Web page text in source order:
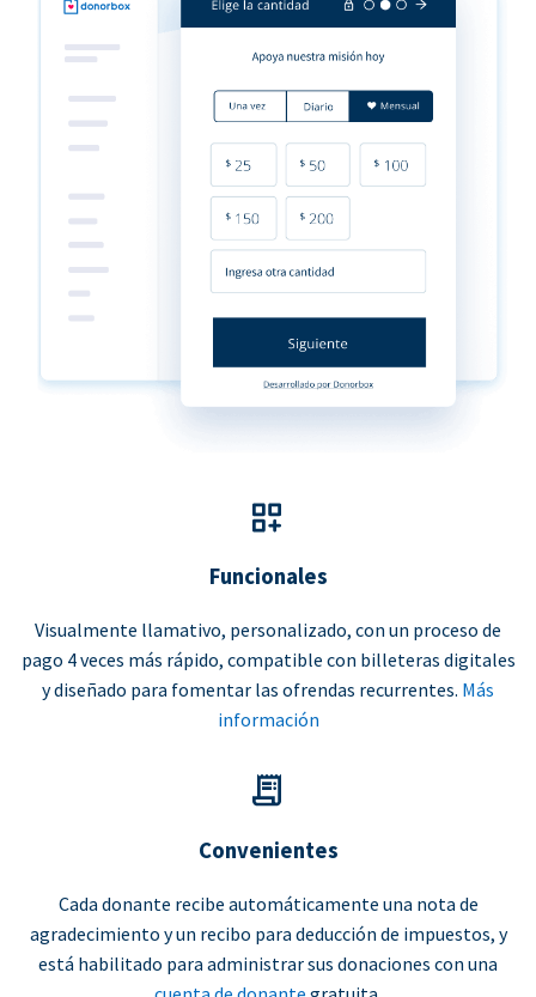
Funcionales
Visualmente llamativo, personalizado, con un proceso de
pago 4 veces más rápido, compatible con billeteras digitales
y diseñado para fomentar las ofrendas recurrentes. Más
información
Convenientes
Cada donante recibe automáticamente una nota de
agradecimiento y un recibo para deducción de impuestos, y
está habilitado para administrar sus donaciones con una